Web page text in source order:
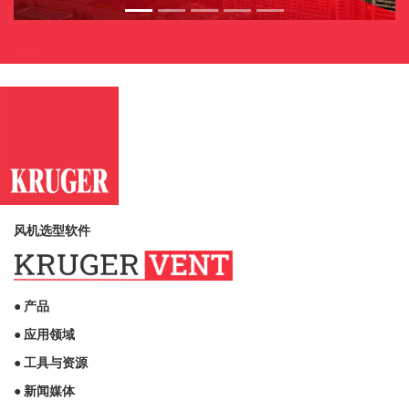
风机选型软件
● 产品
● 应用领域
● 工具与资源
● 新闻媒体